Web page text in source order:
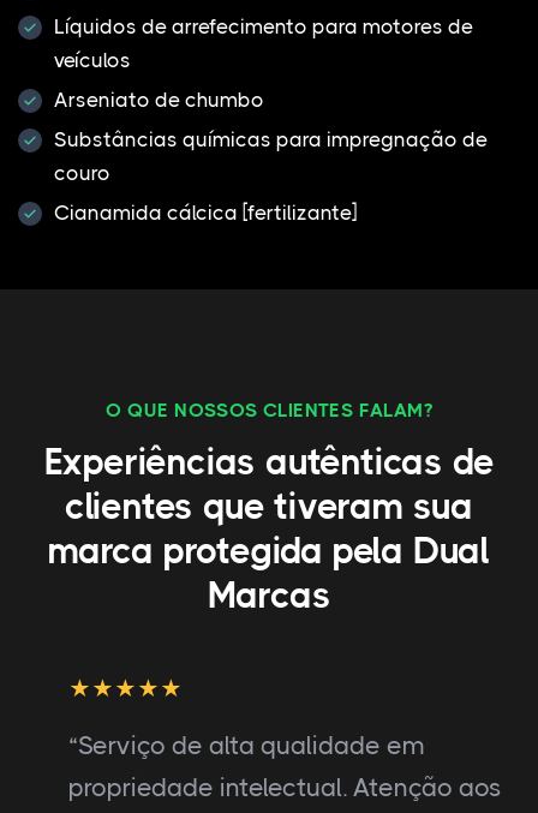
Líquidos de arrefecimento para motores de
veículos
Arseniato de chumbo
Substâncias químicas para impregnação de
couro
Cianamida cálcica [fertilizante]
O QUE NOSSOS CLIENTES FALAM?
Experiências autênticas de
clientes que tiveram sua
marca protegida pela Dual
Marcas
“Serviço de alta qualidade em
propriedade intelectual. Atenção aos